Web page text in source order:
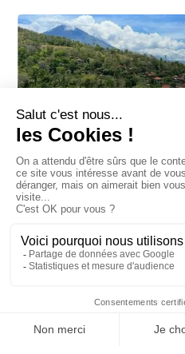
NAVIGATION VERS L’ÎLE